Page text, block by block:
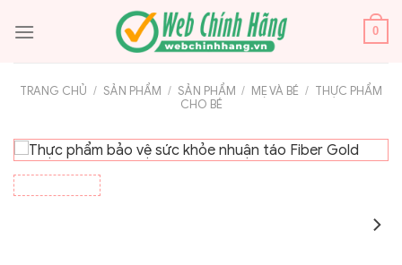
qua
0
TRANG CHỦ / SẢN PHẨM / SẢN PHẨM / MẸ VÀ BÉ / THỰC PHẨM
CHO BÉ